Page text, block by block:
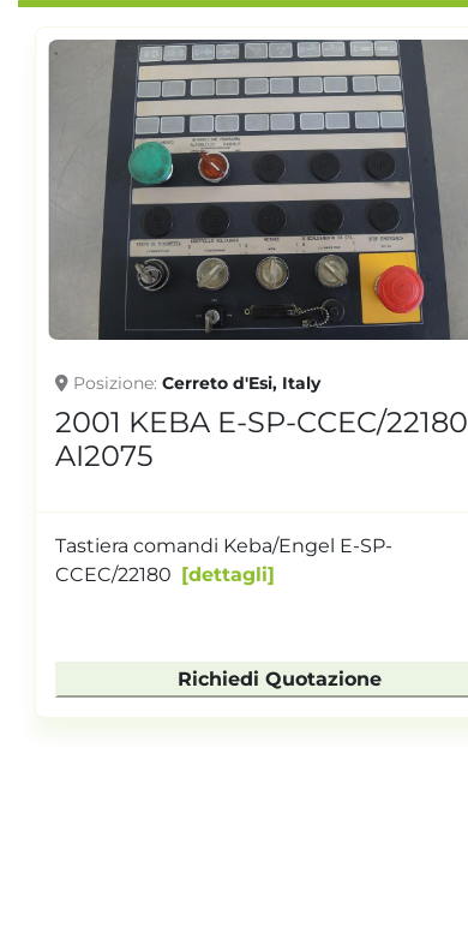
Posizione Cerreto d'Esi, Italy
2001 KEBA E-SP-CCEC/22180
AI2075
Tastiera comandi Keba/Engel E-SP-
CCEC/22180
dettagli
Richiedi Quotazione